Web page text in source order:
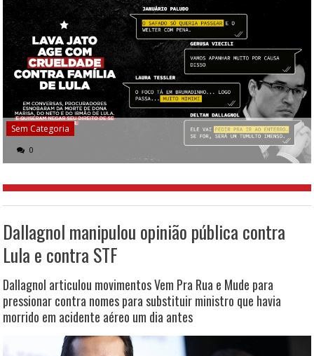
Sem Categoria
0
Dallagnol manipulou opinião pública contra
Lula e contra STF
Dallagnol articulou movimentos Vem Pra Rua e Mude para
pressionar contra nomes para substituir ministro que havia
morrido em acidente aéreo um dia antes